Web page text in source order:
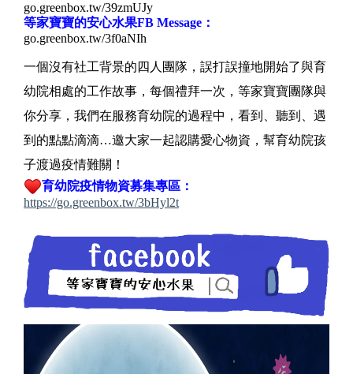
go.greenbox.tw/39zmUJy
等家寶寶的安心水果FB Message：
go.greenbox.tw/3f0aNIh
一個沒有社工背景的四人團隊，誤打誤撞地開始了與育
幼院相處的工作故事，每個禮拜一次，等家寶寶團隊與
你分享，我們在服務育幼院的過程中，看到、聽到、遇
到的點點滴滴…邀大家一起認購愛心物資，幫育幼院孩
子渡過疫情難關！
育幼院疫情物資募集專區：
https://go.greenbox.tw/3bHyl2t